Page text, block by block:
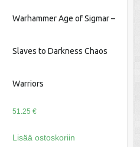
Warhammer Age of Sigmar –
Slaves to Darkness Chaos
Warriors
51.25 €
Lisää ostoskoriin